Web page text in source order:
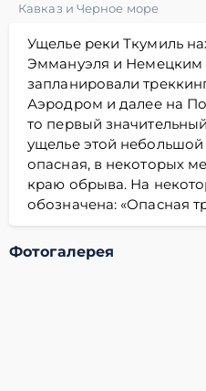
Кавказ и Черное море
Ущелье реки Ткумиль
Эммануэля и
запланировали
Аэродром и далее на
то первый
ущелье этой небольшой
опасная, в некоторых
краю обрыва. На
обозначена: «Опасная
Фотогалерея